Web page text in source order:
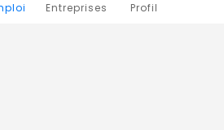
Entreprises Profil